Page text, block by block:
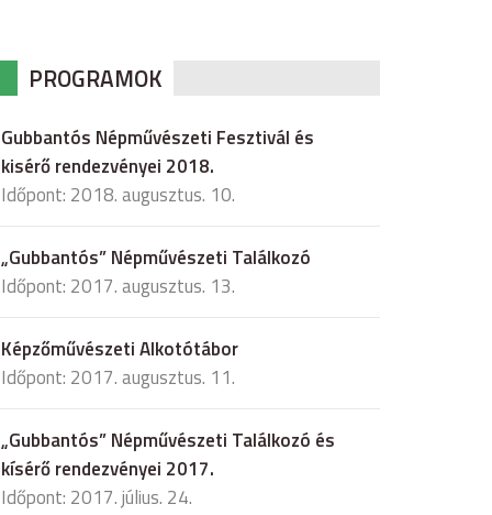
PROGRAMOK
Gubbantós Népművészeti Fesztivál és
kisérő rendezvényei 2018.
Időpont: 2018. augusztus. 10.
„Gubbantós” Népművészeti Találkozó
Időpont: 2017. augusztus. 13.
Képzőművészeti Alkotótábor
Időpont: 2017. augusztus. 11.
„Gubbantós” Népművészeti Találkozó és
kísérő rendezvényei 2017.
Időpont: 2017. július. 24.